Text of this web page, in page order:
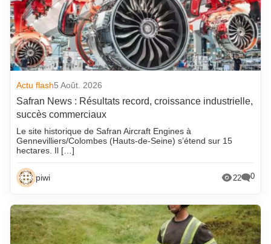
Actu flash5 Août. 2026
Safran News : Résultats record, croissance industrielle,
succès commerciaux
Le site historique de Safran Aircraft Engines à
Gennevilliers/Colombes (Hauts-de-Seine) s’étend sur 15
hectares. Il […]
piwi 22 0